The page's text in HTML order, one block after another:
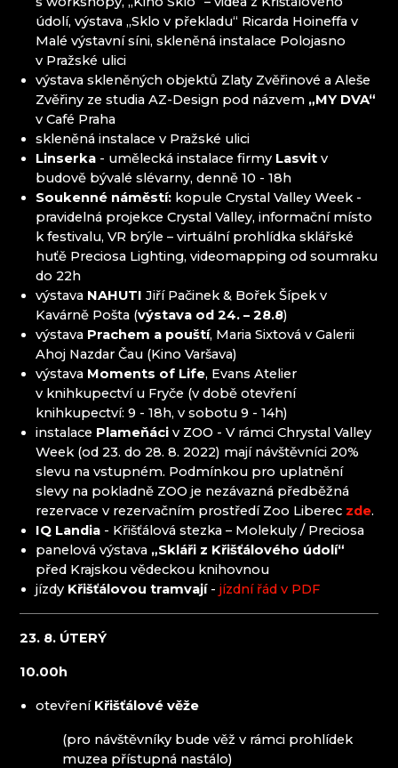
EVA EDLER GLASS ART
HANA ŠEBKOVÁ
KRKONOŠSKÉ MUZEUM
RATAS JUSTYNA RATASIEWICZ
RAUTIS
SKLÁRNA A MINIPIVOVAR NOVOSAD & SYN
HARRACHOV
SKLÁRNA JULIA
Jizerské hory
IVAN KOLMAN
AG PLUS
ARCON BIJOUX / COLLEGIUM TRADE
ARTCRYSTAL TOMEŠ
ATLAS BIJOUX
BEADGAME
BIJOUX COMPONENTS
CENTRUM BABYLON
CLARION GRANDHOTEL ZLATÝ LEV****
DECOR BY GLASSOR
DEELLA ART & GLASS
DETESK
EVANS ATELIER
FABOS
G&B BEADS / MUZEUM VÝROBY KORÁLKŮ
GLASS PESNIČÁK
GLASSUNICUM
HOTEL JEŠTĚD
IQLANDIA
JEŠTĚD - SKLÁŘSKÁ STEZKA LASVIT
KOSTEL NAROZENÍ SV. JANA KŘTITELE
KULTIVAR
RIEDELOVA VILA DESNÁ
LUCID
MARCELA RŮŽIČKOVÁ
údolí, výstava „Sklo v překladu“ Ricarda Hoineffa v
Malé výstavní síni, skleněná instalace Polojasno
v Pražské ulici
výstava skleněných objektů Zlaty Zvěřinové a Aleše
Zvěřiny ze studia AZ-Design pod názvem „MY DVA“
v Café Praha
skleněná instalace v Pražské ulici
Linserka - umělecká instalace firmy Lasvit v
budově bývalé slévarny, denně 10 - 18h
Soukenné náměstí: kopule Crystal Valley Week -
pravidelná projekce Crystal Valley, informační místo
k festivalu, VR brýle – virtuální prohlídka sklářské
huťě Preciosa Lighting, videomapping od soumraku
do 22h
výstava NAHUTI Jiří Pačinek & Bořek Šípek v
Kavárně Pošta (výstava od 24. – 28.8)
výstava Prachem a pouští, Maria Sixtová v Galerii
Ahoj Nazdar Čau (Kino Varšava)
výstava Moments of Life, Evans Atelier
v knihkupectví u Fryče (v době otevření
knihkupectví: 9 - 18h, v sobotu 9 - 14h)
instalace Plameňáci v ZOO - V rámci Chrystal Valley
Week (od 23. do 28. 8. 2022) mají návštěvníci 20%
slevu na vstupném. Podmínkou pro uplatnění
slevy na pokladně ZOO je nezávazná předběžná
rezervace v rezervačním prostředí Zoo Liberec zde.
IQ Landia - Křišťálová stezka – Molekuly / Preciosa
panelová výstava „Skláři z Křišťálového údolí“
před Krajskou vědeckou knihovnou
jízdy Křišťálovou tramvají- jízdní řád v PDF
23. 8. ÚTERÝ
10.00h
otevření Křišťálové věže
(pro návštěvníky bude věž v rámci prohlídek
muzea přístupná nastálo)